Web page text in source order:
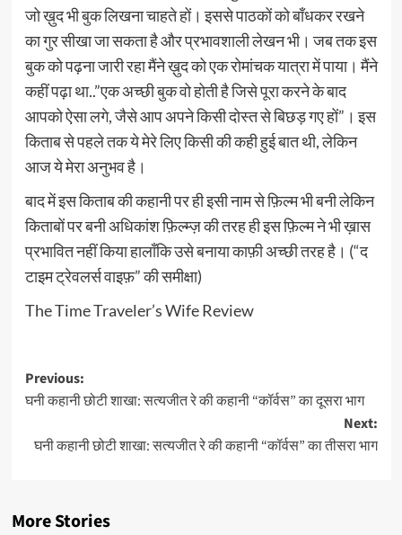
जो ख़ुद भी बुक लिखना चाहते हों। इससे पाठकों को बाँधकर रखने
का गुर सीखा जा सकता है और प्रभावशाली लेखन भी। जब तक इस
बुक को पढ़ना जारी रहा मैंने ख़ुद को एक रोमांचक यात्रा में पाया। मैंने
कहीं पढ़ा था..”एक अच्छी बुक वो होती है जिसे पूरा करने के बाद
आपको ऐसा लगे, जैसे आप अपने किसी दोस्त से बिछड़ गए हों”। इस
किताब से पहले तक ये मेरे लिए किसी की कही हुई बात थी, लेकिन
आज ये मेरा अनुभव है।
बाद में इस किताब की कहानी पर ही इसी नाम से फ़िल्म भी बनी लेकिन
किताबों पर बनी अधिकांश फ़िल्म्ज़ की तरह ही इस फ़िल्म ने भी ख़ास
प्रभावित नहीं किया हालाँकि उसे बनाया काफ़ी अच्छी तरह है। (“द
टाइम ट्रेवलर्स वाइफ़” की समीक्षा)
The Time Traveler’s Wife Review
Post
navigation
Previous:
घनी कहानी छोटी शाखा: सत्यजीत रे की कहानी “कॉर्वस” का दूसरा भाग
Next:
घनी कहानी छोटी शाखा: सत्यजीत रे की कहानी “कॉर्वस” का तीसरा भाग
More Stories